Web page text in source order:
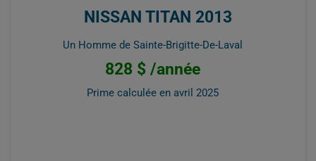
NISSAN TITAN 2013
Un Homme de Sainte-Brigitte-De-Laval
828 $ /année
Prime calculée en avril 2025